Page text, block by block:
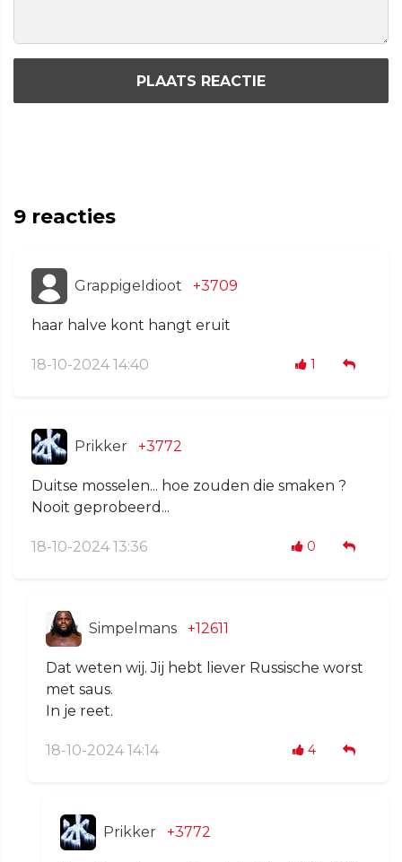
PLAATS REACTIE
9 reacties
GrappigeIdioot +3709
haar halve kont hangt eruit
18-10-2024 14:40 1
Prikker +3772
Duitse mosselen... hoe zouden die smaken ?
Nooit geprobeerd...
18-10-2024 13:36 0
Simpelmans +12611
Dat weten wij. Jij hebt liever Russische worst
met saus.
In je reet.
18-10-2024 14:14 4
Prikker +3772